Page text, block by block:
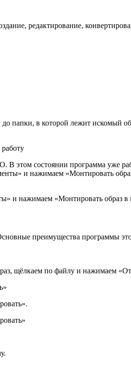
редактирование,
папки, в которой лежит искомый
В этом состоянии программа уже
и нажимаем «Монтировать
и нажимаем «Монтировать образ в
преимущества программы
щёлкаем по файлу и нажимаем